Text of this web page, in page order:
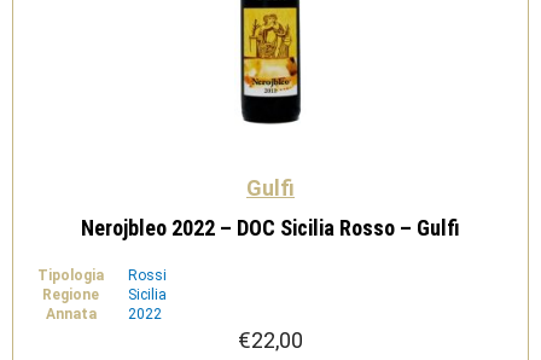
Gulfi
Nerojbleo 2022 – DOC Sicilia Rosso – Gulfi
Tipologia
Rossi
Regione
Sicilia
Annata
2022
€22,00